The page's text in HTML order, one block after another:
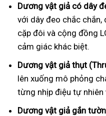
Dương vật giả có dây
với dây đeo chắc chắn,
cặp đôi và cộng đồng
cảm giác khác biệt.
Dương vật giả thụt
lên xuống mô phỏng
từng nhịp điệu tự nhiên
Dương vật giả gắn